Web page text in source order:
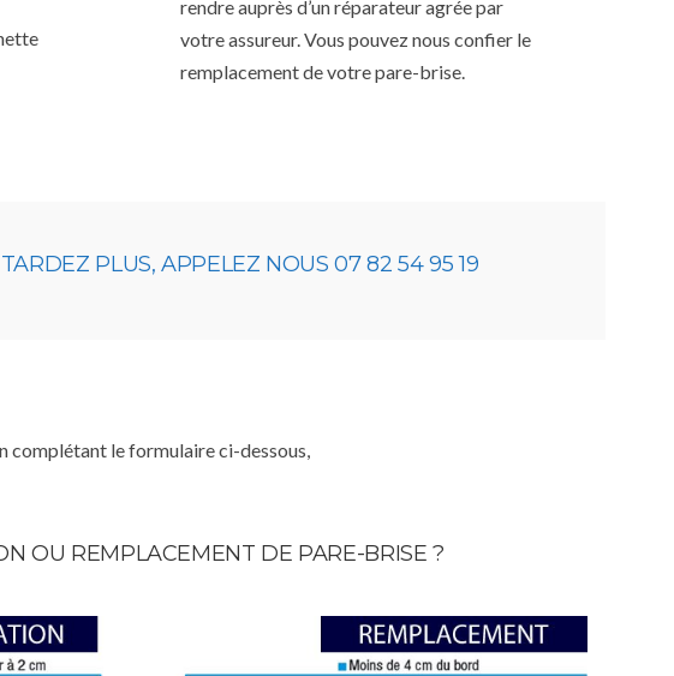
rendre auprès d’un réparateur agrée par
votre assureur. Vous pouvez nous confier le
remplacement de votre pare-brise.
PLUS, APPELEZ NOUS 07 82 54 95 19
complétant le formulaire ci-dessous,
OU REMPLACEMENT DE PARE-BRISE ?